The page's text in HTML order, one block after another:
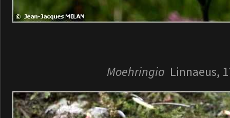
Moehringia Linnaeus,